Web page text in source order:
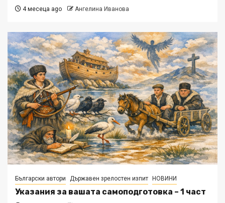
4 месеца ago Ангелина Иванова
Български автори Държавен зрелостен изпит НОВИНИ
Указания за вашата самоподготовка – 1 част